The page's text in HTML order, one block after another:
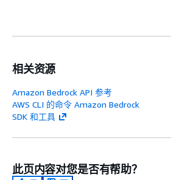
相关资源
Amazon Bedrock API 参考
AWS CLI 的命令 Amazon Bedrock
SDK 和工具
此页内容对您是否有帮助？